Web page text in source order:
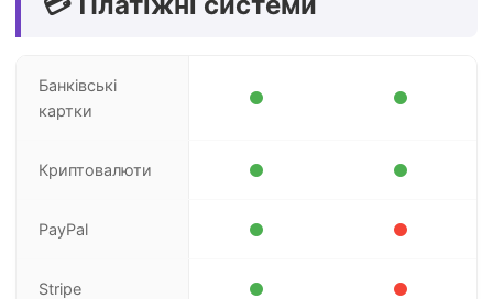
Банківські
картки
Криптовалюти
PayPal
Stripe